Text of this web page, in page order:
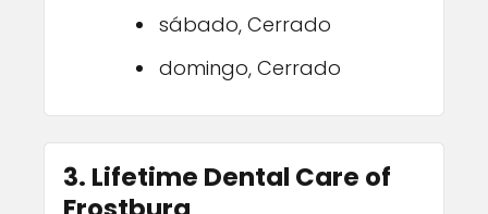
sábado, Cerrado
domingo, Cerrado
3. Lifetime Dental Care of